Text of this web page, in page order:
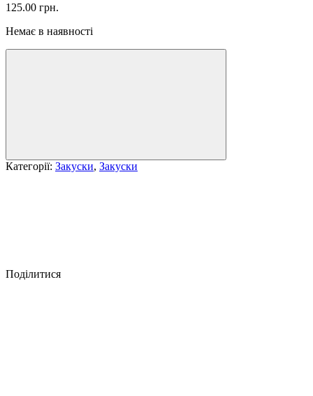
125.00 грн.
Немає в наявності
Категорії: Закуски, Закуски
Поділитися